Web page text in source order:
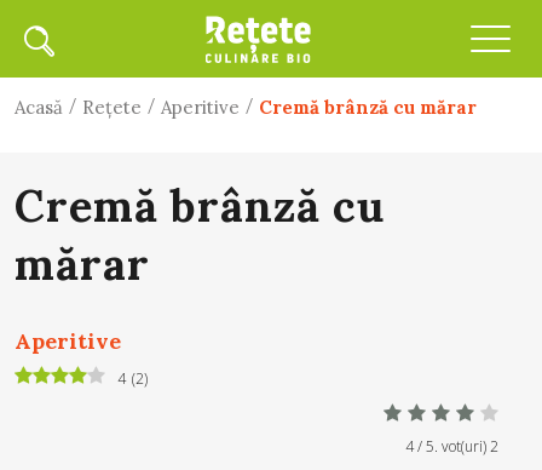
Acasă / Rețete / Aperitive / Cremă brânză cu mărar
Cremă brânză cu
mărar
Aperitive
4 (2)
4/ 5. vot(uri)2